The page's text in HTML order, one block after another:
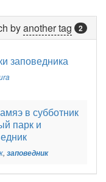
2
byanother tag
заповедника
в субботник
парк и
, заповедник